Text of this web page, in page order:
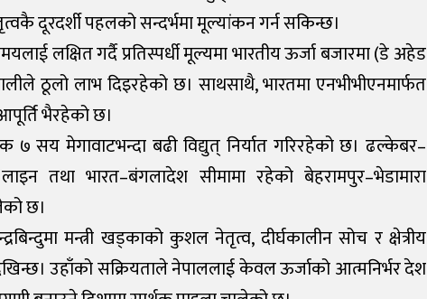
दूरदर्शी पहलको सन्दर्भमा मूल्यांकन गर्न सकिन्छ।
लक्षित गर्दै प्रतिस्पर्धी मूल्यमा भारतीय ऊर्जा बजारमा (डे अहेड
ठूलो लाभ दिइरहेको छ। साथसाथै, भारतमा एनभीभीएनमार्फत
भैरहेको छ।
७ सय मेगावाटभन्दा बढी विद्युत् निर्यात गरिरहेको छ। ढल्केबर–
तथा भारत–बंगलादेश सीमामा रहेको बेहरामपुर–भेडामारा
छ।
मन्त्री खड्काको कुशल नेतृत्व, दीर्घकालीन सोच र क्षेत्रीय
देखिन्छ। उहाँको सक्रियताले नेपाललाई केवल ऊर्जाको आत्मनिर्भर देश